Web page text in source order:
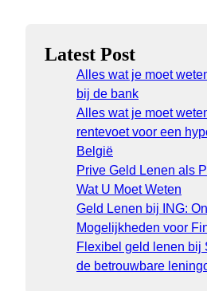
Latest Post
Alles wat je moet
bij de bank
Alles wat je moet
rentevoet voor een
België
Prive Geld Lenen als
Wat U Moet Weten
Geld Lenen bij ING:
Mogelijkheden voor
Flexibel geld lenen bij
de betrouwbare